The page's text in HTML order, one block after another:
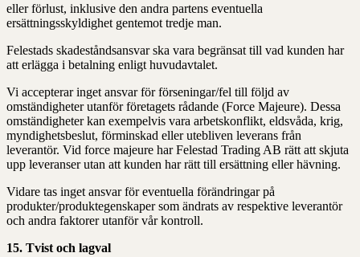
eller förlust, inklusive den andra partens eventuella
ersättningsskyldighet gentemot tredje man.
Felestads skadeståndsansvar ska vara begränsat till vad kunden har
att erlägga i betalning enligt huvudavtalet.
Vi accepterar inget ansvar för förseningar/fel till följd av
omständigheter utanför företagets rådande (Force Majeure). Dessa
omständigheter kan exempelvis vara arbetskonflikt, eldsvåda, krig,
myndighetsbeslut, förminskad eller utebliven leverans från
leverantör. Vid force majeure har Felestad Trading AB rätt att skjuta
upp leveranser utan att kunden har rätt till ersättning eller hävning.
Vidare tas inget ansvar för eventuella förändringar på
produkter/produktegenskaper som ändrats av respektive leverantör
och andra faktorer utanför vår kontroll.
15. Tvist och lagval